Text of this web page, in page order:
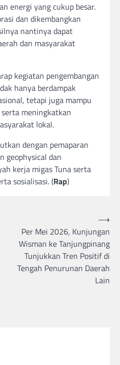
energi yang cukup besar.
dan dikembangkan
nantinya dapat
dan masyarakat
kegiatan pengembangan
hanya berdampak
tetapi juga mampu
meningkatkan
lokal.
dengan pemaparan
geophysical dan
kerja migas Tuna serta
sosialisasi. (Rap)
Per Mei 2026, Kunjungan
Wisman ke Tanjungpinang
Tunjukkan Tren Positif di
Tengah Penurunan Daerah
Lain
⟶